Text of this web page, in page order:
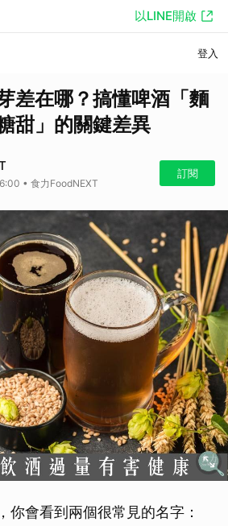
以LINE開啟
登入
差在哪？搞懂啤酒「麵
甜」的關鍵差異
• 食力FoodNEXT
訂閱
你會看到兩個很常見的名字：